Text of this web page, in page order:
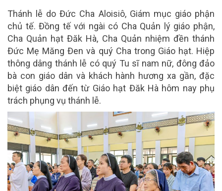
Thánh lễ do Đức Cha Aloisiô, Giám mục giáo phận
chủ tế. Đồng tế với ngài có Cha Quản lý giáo phận,
Cha Quản hạt Đăk Hà, Cha Quản nhiệm đền thánh
Đức Mẹ Măng Đen và quý Cha trong Giáo hạt. Hiệp
thông dâng thánh lễ có quý Tu sĩ nam nữ, đông đảo
bà con giáo dân và khách hành hương xa gần, đặc
biệt giáo dân đến từ Giáo hạt Đăk Hà hôm nay phụ
trách phụng vụ thánh lễ.